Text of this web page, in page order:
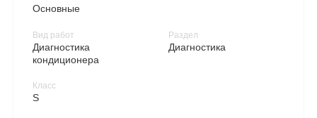
Основные
Вид работ
Диагностика
кондиционера
Класс
S
Раздел
Диагностика